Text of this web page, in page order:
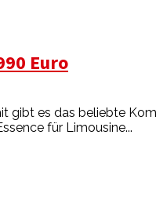
Euro
gibt es das beliebte
für Limousine...